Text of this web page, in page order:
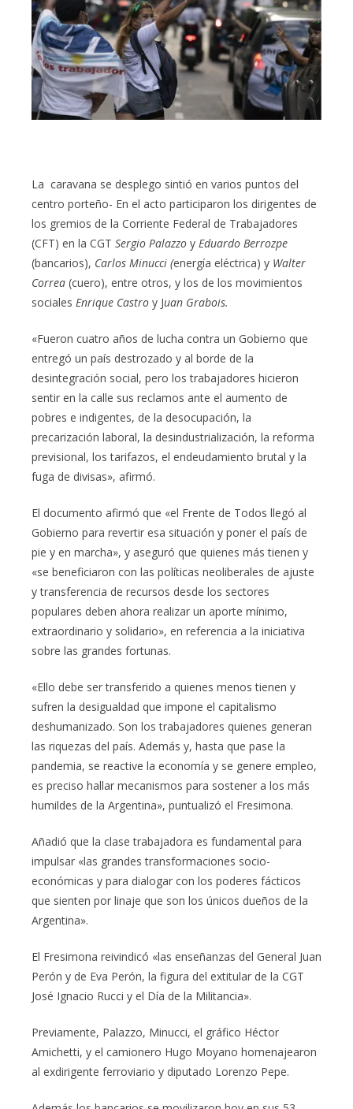
La caravana se desplego sintió en varios puntos del
centro porteño- En el acto participaron los dirigentes de
los gremios de la Corriente Federal de Trabajadores
(CFT) en la CGT Sergio Palazzo y Eduardo Berrozpe
(bancarios), Carlos Minucci (energía eléctrica) y Walter
Correa (cuero), entre otros, y los de los movimientos
sociales Enrique Castro y Juan Grabois.
«Fueron cuatro años de lucha contra un Gobierno que
entregó un país destrozado y al borde de la
desintegración social, pero los trabajadores hicieron
sentir en la calle sus reclamos ante el aumento de
pobres e indigentes, de la desocupación, la
precarización laboral, la desindustrialización, la reforma
previsional, los tarifazos, el endeudamiento brutal y la
fuga de divisas», afirmó.
El documento afirmó que «el Frente de Todos llegó al
Gobierno para revertir esa situación y poner el país de
pie y en marcha», y aseguró que quienes más tienen y
«se beneficiaron con las políticas neoliberales de ajuste
y transferencia de recursos desde los sectores
populares deben ahora realizar un aporte mínimo,
extraordinario y solidario», en referencia a la iniciativa
sobre las grandes fortunas.
«Ello debe ser transferido a quienes menos tienen y
sufren la desigualdad que impone el capitalismo
deshumanizado. Son los trabajadores quienes generan
las riquezas del país. Además y, hasta que pase la
pandemia, se reactive la economía y se genere empleo,
es preciso hallar mecanismos para sostener a los más
humildes de la Argentina», puntualizó el Fresimona.
Añadió que la clase trabajadora es fundamental para
impulsar «las grandes transformaciones socio-
económicas y para dialogar con los poderes fácticos
que sienten por linaje que son los únicos dueños de la
Argentina».
El Fresimona reivindicó «las enseñanzas del General Juan
Perón y de Eva Perón, la figura del extitular de la CGT
José Ignacio Rucci y el Día de la Militancia».
Previamente, Palazzo, Minucci, el gráfico Héctor
Amichetti, y el camionero Hugo Moyano homenajearon
al exdirigente ferroviario y diputado Lorenzo Pepe.